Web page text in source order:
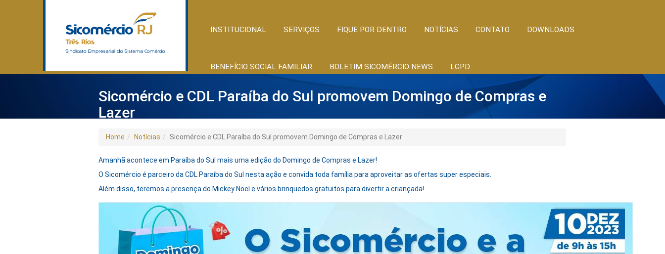
INSTITUCIONAL SERVIÇOS FIQUE POR DENTRO NOTÍCIAS CONTATO DOWNLOADS
BENEFÍCIO SOCIAL FAMILIAR BOLETIM SICOMÉRCIO NEWS LGPD
Sicomércio e CDL Paraíba do Sul promovem Domingo de Compras e
Lazer
Home Notícias Sicomércio e CDL Paraíba do Sul promovem Domingo de Compras e Lazer
Amanhã acontece em Paraíba do Sul mais uma edição do Domingo de Compras e Lazer!
O Sicomércio é parceiro da CDL Paraíba do Sul nesta ação e convida toda família para aproveitar as ofertas super especiais.
Além disso, teremos a presença do Mickey Noel e vários brinquedos gratuitos para divertir a criançada!